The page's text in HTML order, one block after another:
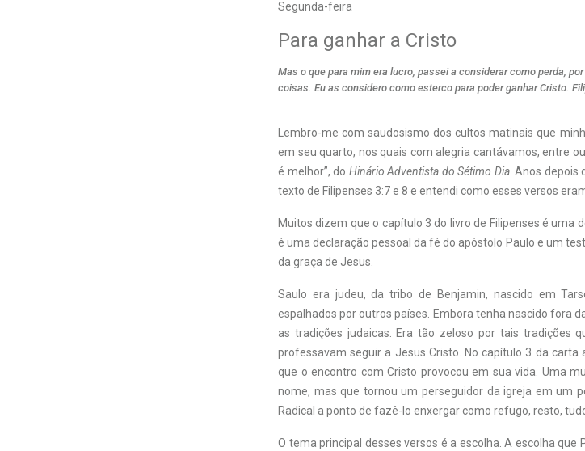
Segunda-feira
Para ganhar a Cristo
Mas o que para mim era lucro, passei a considerar como perda,
coisas. Eu as considero como esterco para poder ganhar Cristo.
embro-me com saudosismo dos cultos matinais que
em seu quarto, nos quais com alegria cantávamos, entre
é melhor”, do Hinário Adventista do Sétimo Dia. Anos depois
texto de Filipenses 3:7 e 8 e entendi como esses versos
Muitos dizem que o capítulo 3 do livro de Filipenses é uma
é uma declaração pessoal da fé do apóstolo Paulo e um
da graça de Jesus.
Saulo era judeu, da tribo de Benjamin, nascido em
espalhados por outros países. Embora tenha nascido fora
as tradições judaicas. Era tão zeloso por tais tradições
professavam seguir a Jesus Cristo. No capítulo 3 da
que o encontro com Cristo provocou em sua vida. Uma
nome, mas que tornou um perseguidor da igreja em um
Radical a ponto de fazê-lo enxergar como refugo, resto,
O tema principal desses versos é a escolha. A escolha